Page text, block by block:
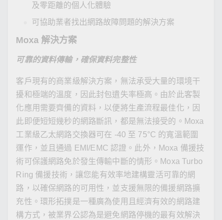
及零距離的個人化體驗
可協助業者找出網路故障問題的解決方案
Moxa 解決方案
可靠的資料傳輸，確保資料完整性
客戶現有的商業級解決方案，無法承受大量的環境干
擾和極端的溫度，因此封包遺失率極高。由於此客製
化應用需要齊備的資料，以便將生產流程最佳化，因
此即便短短幾秒的網路斷訊，都是無法接受的。Moxa
工業級乙太網路交換器可在 -40 至 75°C 的寬溫範圍
運作，並且通過 EMI/EMC 認證。此外，Moxa 備援技
術可保護網路免於發生傳輸中斷的情形。Moxa Turbo
Ring 備援技術，讓您能有效率地建構靈活可靠的網
路，以確保網路的可用性，並支援無限的備援網路擴
充性。環形拓撲是一種廣為使用且經濟有效的網路建
構方式，被業界公認為是避免網路停機的最有效解決